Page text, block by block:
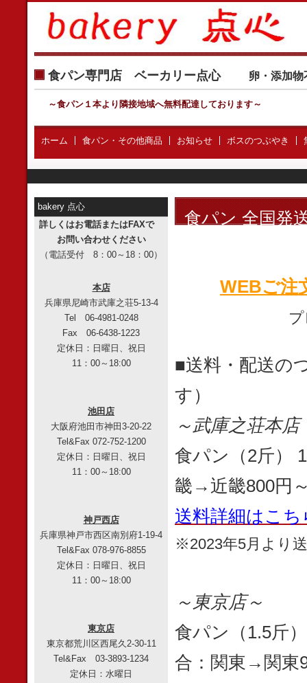
食パン専門店 ベーカリー点心 卵・添加
～食パン１本より隣接地域へ無料配達しております～
ホーム 食パン・その他商品 お知らせ ボスのつぶやき
食パン 全国発
WEBご注
■送料・配送の
す）
～武庫之荘本
食パン（2斤）
畿→近畿800円
送料詳細はこち
※2023年5月より
～東京店～
食パン（1.5斤
合：関東→関東
bakery 点心
詳しくはお電話またはFAXで
お問い合わせください
（電話受付 8：00～18：00）
本店
兵庫県尼崎市武庫之荘5-13-4
Tel 06-4981-0248
Fax 06-6438-1223
定休日：日曜日、祝日
11：00～18:00
池田店
大阪府池田市神田3-20-22
Tel&Fax 072-752-1200
定休日：日曜日、祝日
11：00～18:00
神戸西店
兵庫県神戸市西区南別府1-19-4
Tel&Fax 078-976-8855
定休日：日曜日、祝日
11：00～18:00
東京店
東京都荒川区西尾久2-30-11
Tel&Fax 03-3893-1234
定休日：水曜日